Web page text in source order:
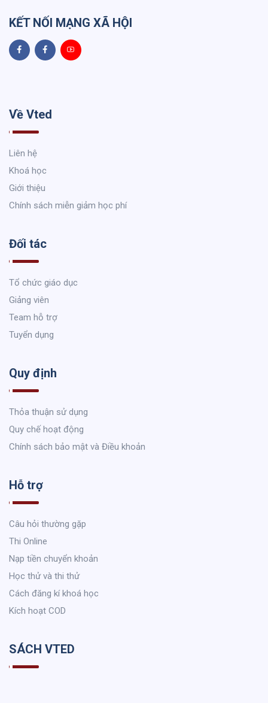
KẾT NỐI MẠNG XÃ HỘI
Về Vted
Liên hệ
Khoá học
Giới thiệu
Chính sách miễn giảm học phí
Đối tác
Tổ chức giáo dục
Giảng viên
Team hỗ trợ
Tuyển dụng
Quy định
Thỏa thuận sử dụng
Quy chế hoạt động
Chính sách bảo mật và Điều khoản
Hỗ trợ
Câu hỏi thường gặp
Thi Online
Nạp tiền chuyển khoản
Học thử và thi thử
Cách đăng kí khoá học
Kích hoạt COD
SÁCH VTED